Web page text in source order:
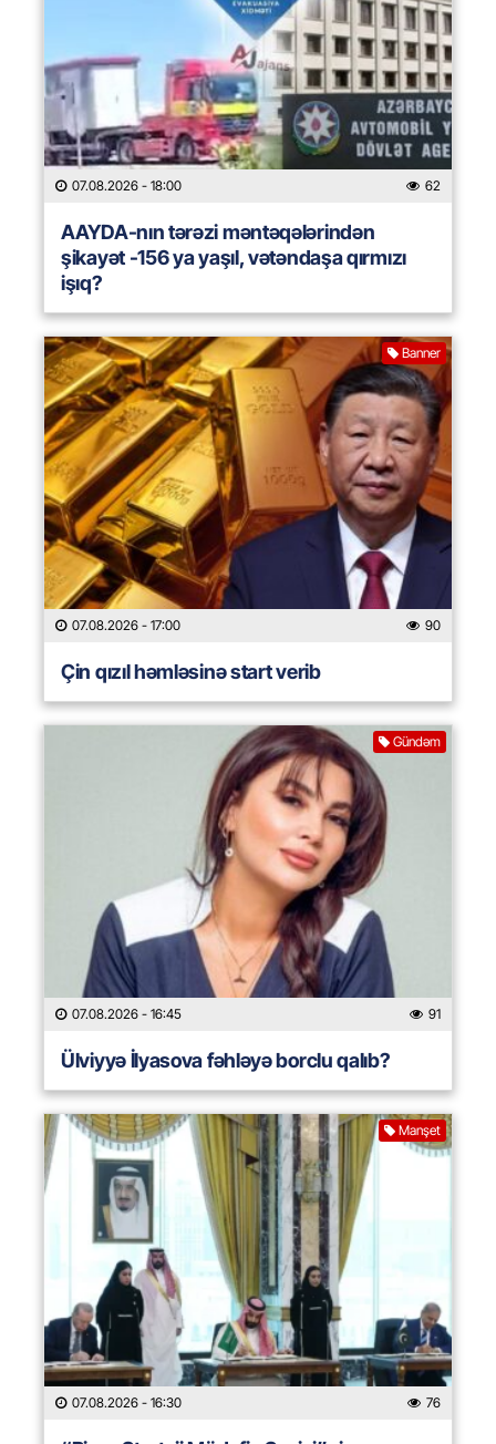
07.08.2026 - 18:00 62
AAYDA-nın tərəzi məntəqələrindən
şikayət -156 ya yaşıl, vətəndaşa qırmızı
işıq?
Banner
07.08.2026 - 17:00 90
Çin qızıl həmləsinə start verib
Gündəm
07.08.2026 - 16:45 91
Ülviyyə İlyasova fəhləyə borclu qalıb?
Manşet
07.08.2026 - 16:30 76